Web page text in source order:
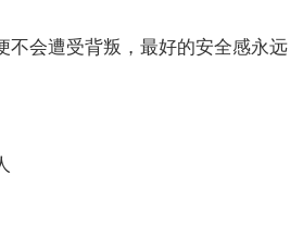
不会遭受背叛，最好的安全感永远